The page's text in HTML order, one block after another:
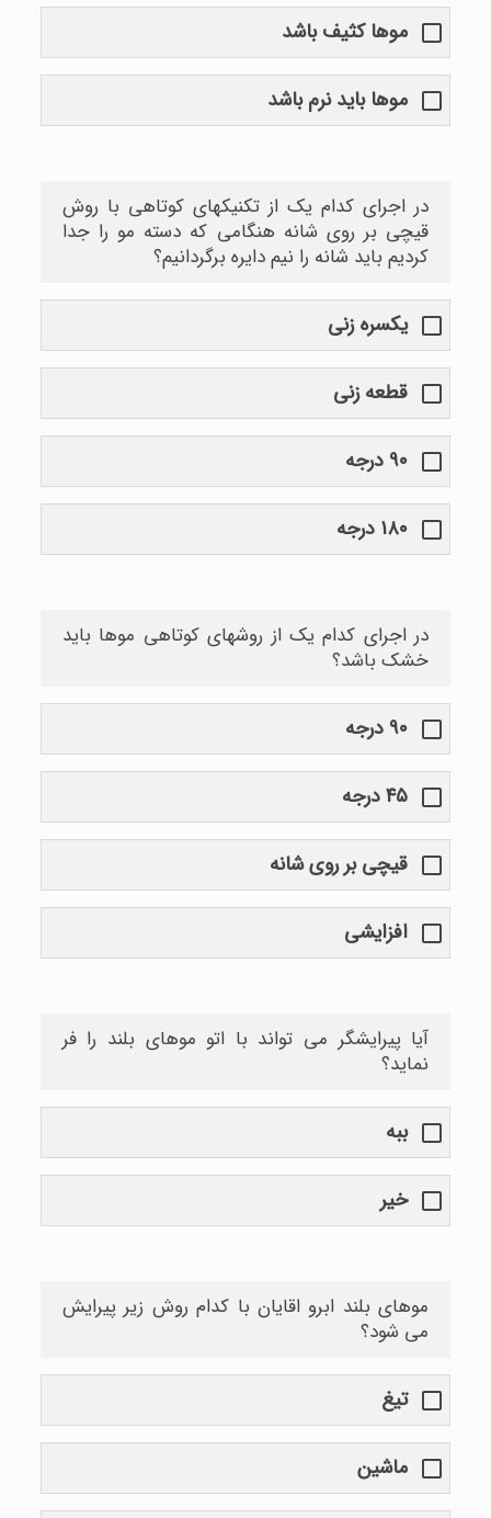
موها کثیف باشد
موها باید نرم باشد
در اجرای کدام یک از تکنیکهای کوتاهی با روش
قیچی بر روی شانه هنگامی که دسته مو را جدا
کردیم باید شانه را نیم دایره برگردانیم؟
یکسره زنی
قطعه زنی
۹۰ درجه
۱۸۰ درجه
در اجرای کدام یک از روشهای کوتاهی موها باید
خشک باشد؟
۹۰ درجه
۴۵ درجه
قیچی بر روی شانه
افزایشی
آیا پیرایشگر می تواند با اتو موهای بلند را فر
نماید؟
ببه
خیر
موهای بلند ابرو اقایان با کدام روش زیر پیرایش
می شود؟
تیغ
ماشین